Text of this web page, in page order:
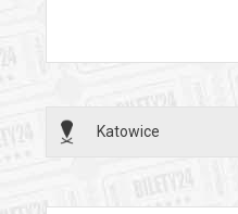
Katowice